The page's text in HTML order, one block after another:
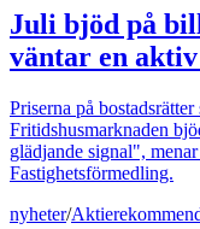
Juli bjöd på
väntar en
Priserna på
Fritidshusmarknaden
glädjande signal",
Fastighetsförmedling.
nyheter/